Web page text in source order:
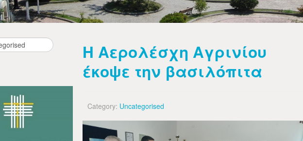
Η Αερολέσχη Αγρινίου
έκοψε την βασιλόπιτα
Category: Uncategorised